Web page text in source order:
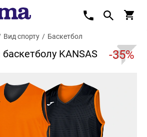
Вид спорту / Баскетбол
KANSAS -35%